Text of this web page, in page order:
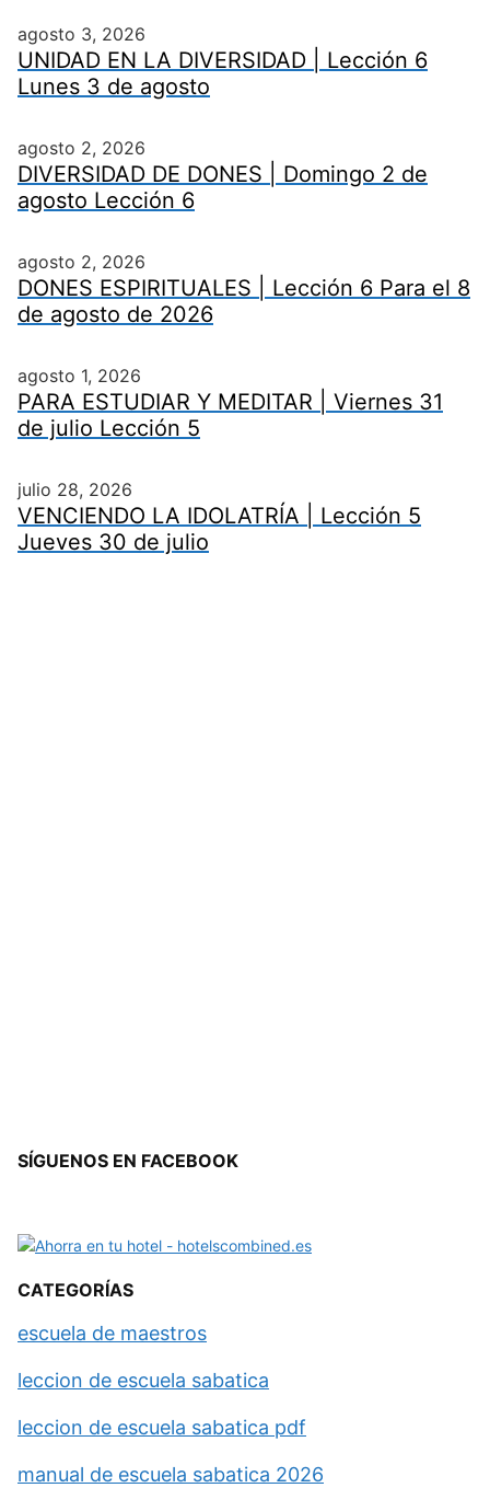
agosto 3, 2026
UNIDAD EN LA DIVERSIDAD | Lección 6
Lunes 3 de agosto
agosto 2, 2026
DIVERSIDAD DE DONES | Domingo 2 de
agosto Lección 6
agosto 2, 2026
DONES ESPIRITUALES | Lección 6 Para el 8
de agosto de 2026
agosto 1, 2026
PARA ESTUDIAR Y MEDITAR | Viernes 31
de julio Lección 5
julio 28, 2026
VENCIENDO LA IDOLATRÍA | Lección 5
Jueves 30 de julio
SÍGUENOS EN FACEBOOK
CATEGORÍAS
escuela de maestros
leccion de escuela sabatica
leccion de escuela sabatica pdf
manual de escuela sabatica 2026